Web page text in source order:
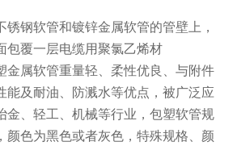
锈钢软管和镀锌金属软管的管壁上，
包覆一层电缆用聚氯乙烯材
金属软管重量轻、柔性优良、与附件
能及耐油、防溅水等优点，被广泛应
金、轻工、机械等行业，包塑软管规
颜色为黑色或者灰色，特殊规格、颜